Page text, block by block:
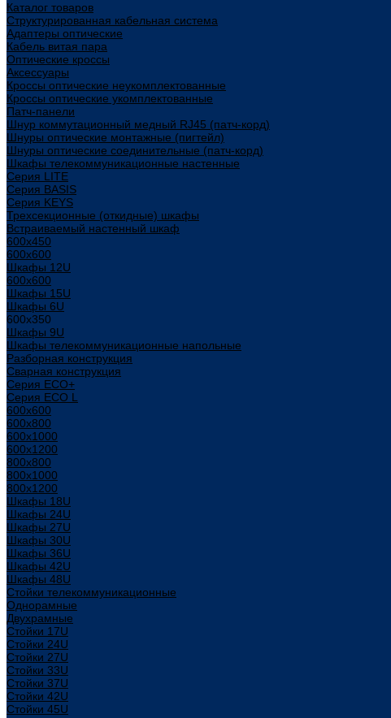
Каталог товаров
Структурированная кабельная система
Адаптеры оптические
Кабель витая пара
Оптические кроссы
Аксессуары
Кроссы оптические неукомплектованные
Кроссы оптические укомплектованные
Патч-панели
Шнур коммутационный медный RJ45 (патч-корд)
Шнуры оптические монтажные (пигтейл)
Шнуры оптические соединительные (патч-корд)
Шкафы телекоммуникационные настенные
Cерия LITE
Cерия BASIS
Cерия KEYS
Трехсекционные (откидные) шкафы
Встраиваемый настенный шкаф
600x450
600x600
Шкафы 12U
600x600
Шкафы 15U
Шкафы 6U
600x350
Шкафы 9U
Шкафы телекоммуникационные напольные
Разборная конструкция
Сварная конструкция
Серия ECO+
Серия ECO L
600x600
600x800
600х1000
600х1200
800x800
800х1000
800х1200
Шкафы 18U
Шкафы 24U
Шкафы 27U
Шкафы 30U
Шкафы 36U
Шкафы 42U
Шкафы 48U
Стойки телекоммуникационные
Однорамные
Двухрамные
Стойки 17U
Стойки 24U
Стойки 27U
Стойки 33U
Стойки 37U
Стойки 42U
Стойки 45U